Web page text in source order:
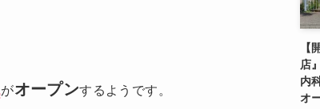
がオープンするようです。
【
店
内
オ